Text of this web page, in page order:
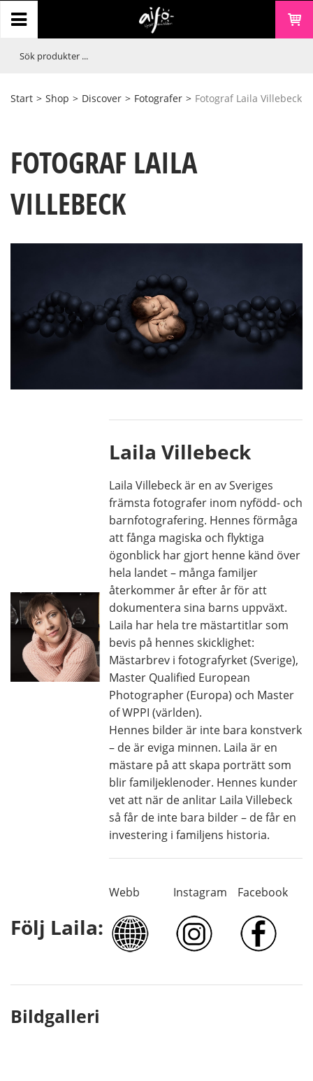
Start > Shop > Discover > Fotografer > Fotograf Laila Villebeck
FOTOGRAF LAILA
VILLEBECK
Laila Villebeck
Laila Villebeck är en av Sveriges
främsta fotografer inom nyfödd- och
barnfotografering. Hennes förmåga
att fånga magiska och flyktiga
ögonblick har gjort henne känd över
hela landet – många familjer
återkommer år efter år för att
dokumentera sina barns uppväxt.
Laila har hela tre mästartitlar som
bevis på hennes skicklighet:
Mästarbrev i fotografyrket (Sverige),
Master Qualified European
Photographer (Europa) och Master
of WPPI (världen).
Hennes bilder är inte bara konstverk
– de är eviga minnen. Laila är en
mästare på att skapa porträtt som
blir familjeklenoder. Hennes kunder
vet att när de anlitar Laila Villebeck
så får de inte bara bilder – de får en
investering i familjens historia.
Följ Laila:
Webb Instagram Facebook
Bildgalleri